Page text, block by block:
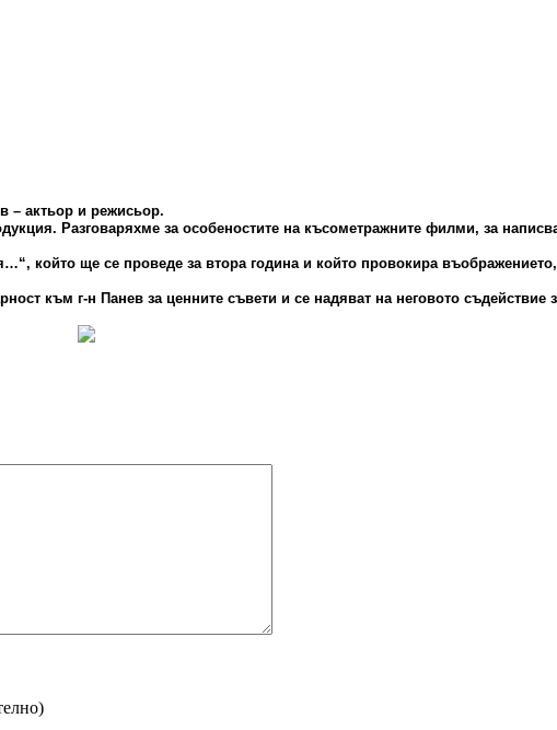
– актьор и режисьор.
Разговаряхме за особеностите на късометражните филми, за
който ще се проведе за втора година и който провокира въображението,
към г-н Панев за ценните съвети и се надяват на неговото съдействие